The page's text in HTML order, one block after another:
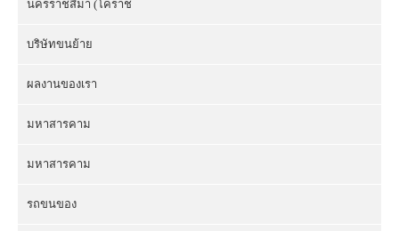
นครราชสีมา (โคราช
บริษัทขนย้าย
ผลงานของเรา
มหาสารคาม
มหาสารคาม
รถขนของ